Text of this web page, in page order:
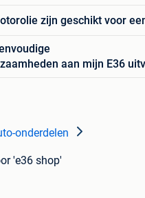
zijn geschikt voor
aan mijn E36
onderdelen
'e36 shop'